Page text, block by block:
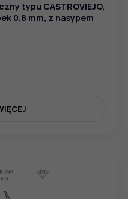
typu CASTROVIEJO,
0,8 mm, z nasypem